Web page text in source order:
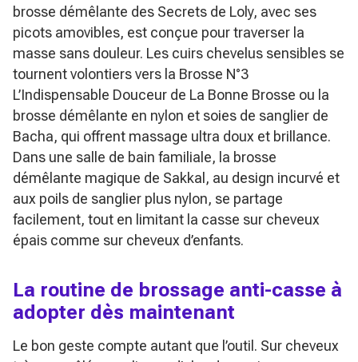
brosse démêlante des Secrets de Loly, avec ses
picots amovibles, est conçue pour traverser la
masse sans douleur. Les cuirs chevelus sensibles se
tournent volontiers vers la Brosse N°3
L’Indispensable Douceur de La Bonne Brosse ou la
brosse démêlante en nylon et soies de sanglier de
Bacha, qui offrent massage ultra doux et brillance.
Dans une salle de bain familiale, la brosse
démêlante magique de Sakkal, au design incurvé et
aux poils de sanglier plus nylon, se partage
facilement, tout en limitant la casse sur cheveux
épais comme sur cheveux d’enfants.
La routine de brossage anti-casse à
adopter dès maintenant
Le bon geste compte autant que l’outil. Sur cheveux